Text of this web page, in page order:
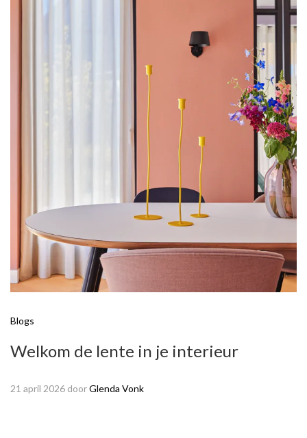
Blogs
Welkom de lente in je interieur
21 april 2026 doorGlenda Vonk